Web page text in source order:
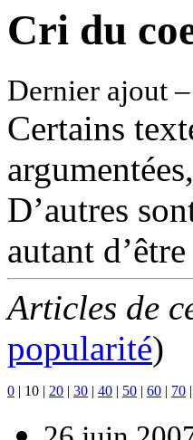
Cri du
Dernier ajout
Certains
D’autres
autant
Articles de
popularité)
0 | 10 | 20 | 30 | 40 | 50 | 60 | 70 |